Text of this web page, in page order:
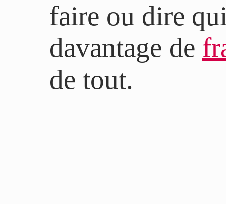
faire ou dire
davantage de
de tout.